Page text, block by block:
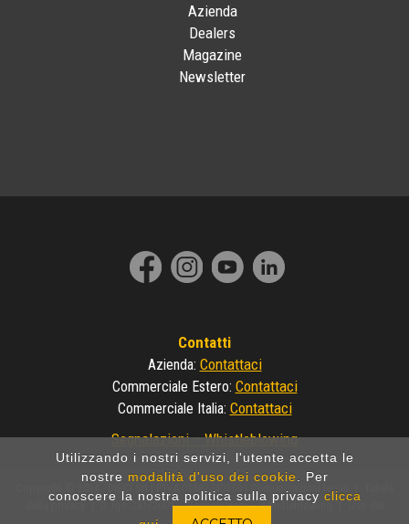
Utilizzando i nostri servizi, l'utente accetta le
nostre modalità d'uso dei cookie . Per
conoscere la nostra politica sulla privacy clicca
Azienda
Dealers
Magazine
Newsletter
Contatti
Azienda: Contattaci
Commerciale Estero: Contattaci
Commerciale Italia: Contattaci
Segnalazioni – Whistleblowing
Copyright © 2024 - DIECI Srl | P.IVA 01682740350 | Comunicazioni legali
D. lgs. 231/2001 Segnalazioni – Whistleblowing